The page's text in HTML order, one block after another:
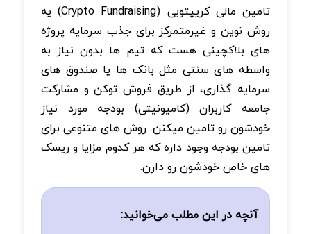
تامین مالی کریپتویی (Crypto Fundraising) یه
روش نوین و غیرمتمرکز برای جذب سرمایه پروژه
های بلاکچینی هست که تیم ها بدون نیاز به
واسطه های سنتی مثل بانک ها یا صندوق های
سرمایه گذاری، از طریق فروش توکن و مشارکت
جامعه کاربران (کامیونیتی) بودجه مورد نیاز
خودشون رو تامین میکنن. روش های متنوعی برای
تامین بودجه وجود داره که هر کدوم مزایا و ریسک
های خاص خودشون رو دارن.
آنچه در این مطلب می‌خوانید: